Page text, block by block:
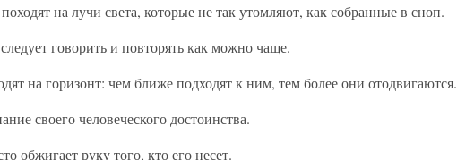
на лучи света, которые не так утомляют, как собранные в сноп.
говорить и повторять как можно чаще.
на горизонт: чем ближе подходят к ним, тем более они отодвигаются.
своего человеческого достоинства.
обжигает руку того, кто его несет.